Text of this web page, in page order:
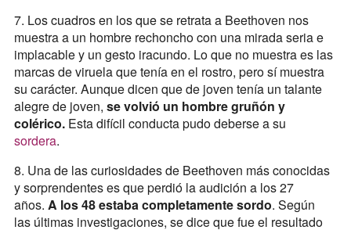
7. Los cuadros en los que se retrata a Beethoven nos
muestra a un hombre rechoncho con una mirada seria e
implacable y un gesto iracundo. Lo que no muestra es las
marcas de viruela que tenía en el rostro, pero sí muestra
su carácter. Aunque dicen que de joven tenía un talante
alegre de joven, se volvió un hombre gruñón y
colérico.Esta difícil conducta pudo deberse a su
sordera.
8. Una de las curiosidades de Beethoven más conocidas
y sorprendentes es que perdió la audición a los 27
años. A los 48 estaba completamente sordo. Según
las últimas investigaciones, se dice que fue el resultado